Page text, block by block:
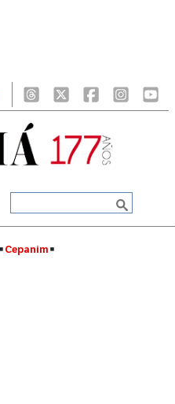
Cepanim